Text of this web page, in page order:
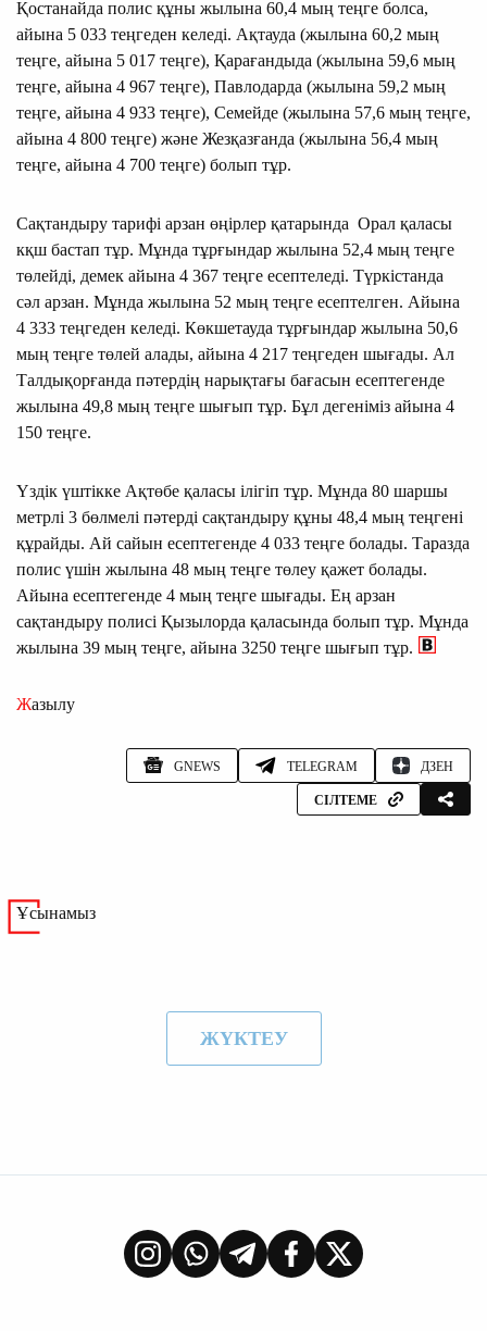
Қостанайда полис құны жылына 60,4 мың теңге болса,
айына 5 033 теңгеден келеді. Ақтауда (жылына 60,2 мың
теңге, айына 5 017 теңге), Қарағандыда (жылына 59,6 мың
теңге, айына 4 967 теңге), Павлодарда (жылына 59,2 мың
теңге, айына 4 933 теңге), Семейде (жылына 57,6 мың теңге,
айына 4 800 теңге) және Жезқазғанда (жылына 56,4 мың
теңге, айына 4 700 теңге) болып тұр.
Сақтандыру тарифі арзан өңірлер қатарында Орал қаласы
кқш бастап тұр. Мұнда тұрғындар жылына 52,4 мың теңге
төлейді, демек айына 4 367 теңге есептеледі. Түркістанда
сәл арзан. Мұнда жылына 52 мың теңге есептелген. Айына
4 333 теңгеден келеді. Көкшетауда тұрғындар жылына 50,6
мың теңге төлей алады, айына 4 217 теңгеден шығады. Ал
Талдықорғанда пәтердің нарықтағы бағасын есептегенде
жылына 49,8 мың теңге шығып тұр. Бұл дегеніміз айына 4
150 теңге.
Үздік үштікке Ақтөбе қаласы ілігіп тұр. Мұнда 80 шаршы
метрлі 3 бөлмелі пәтерді сақтандыру құны 48,4 мың теңгені
құрайды. Ай сайын есептегенде 4 033 теңге болады. Таразда
полис үшін жылына 48 мың теңге төлеу қажет болады.
Айына есептегенде 4 мың теңге шығады. Ең арзан
сақтандыру полисі Қызылорда қаласында болып тұр. Мұнда
жылына 39 мың теңге, айына 3250 теңге шығып тұр.
Жазылу
GNEWS TELEGRAM ДЗЕН
СІЛТЕМЕ
Ұсынамыз
ЖҮКТЕУ